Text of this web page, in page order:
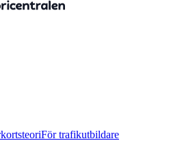
För trafikutbildare